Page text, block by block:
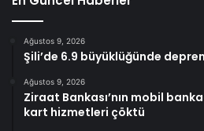
Ağustos 9, 2026
Şili’de 6.9 büyüklüğünde
Ağustos 9, 2026
Ziraat Bankası’nın mobil
kart hizmetleri çöktü